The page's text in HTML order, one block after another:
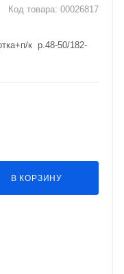
Код товара: 00026817
к р.48-50/182-
В КОРЗИНУ